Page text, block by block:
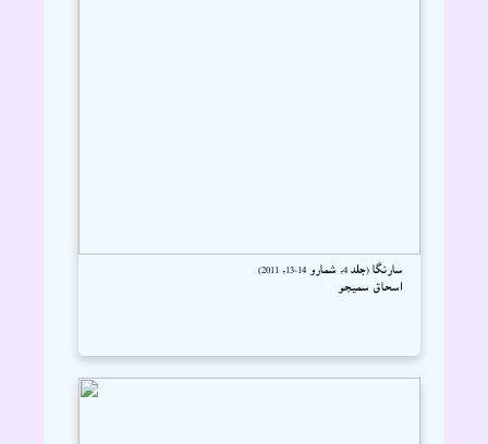
سارنگا (جلد 4، شمارو 14-13، 2011)
اسحاق سميجو